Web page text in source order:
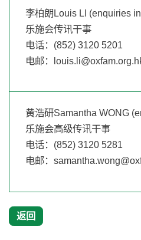
李柏朗Louis LI (enquiries
乐施会传讯干事
电话：(852) 3120 5201
电邮：
黄浩研Samantha WONG
乐施会高级传讯干事
电话：(852) 3120 5281
电邮：
返回